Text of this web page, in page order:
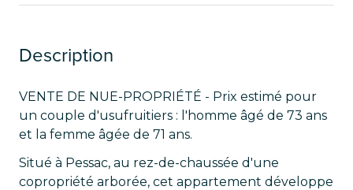
Description
VENTE DE NUE-PROPRIÉTÉ - Prix estimé pour
un couple d'usufruitiers : l'homme âgé de 73 ans
et la femme âgée de 71 ans.
Situé à Pessac, au rez-de-chaussée d'une
copropriété arborée, cet appartement développe